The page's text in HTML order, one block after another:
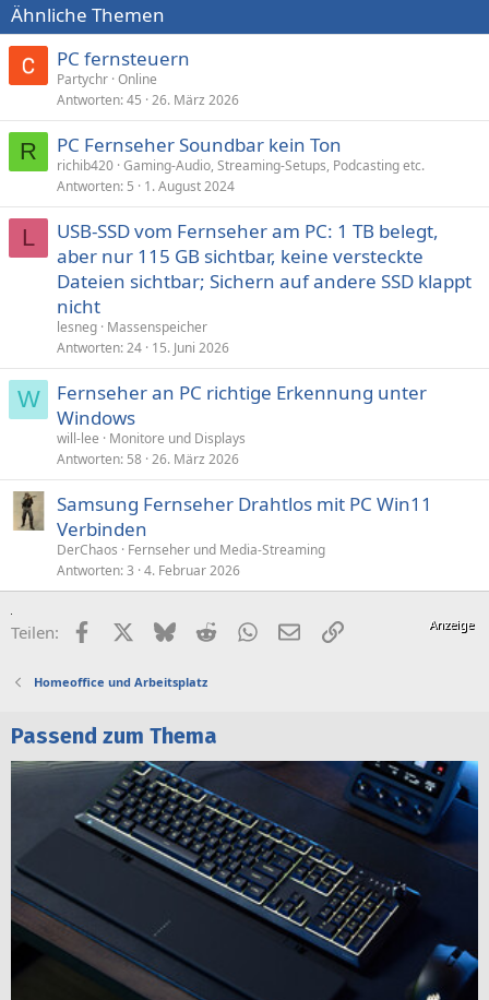
Ähnliche Themen
PC fernsteuern
Partychr Online
Antworten 45 26. März 2026
R PC Fernseher Soundbar kein Ton
richib420 Gaming-Audio, Streaming-Setups, Podcasting etc.
Antworten 5 1. August 2024
L
USB-SSD vom Fernseher am PC: 1 TB belegt,
aber nur 115 GB sichtbar, keine versteckte
Dateien sichtbar; Sichern auf andere SSD klappt
nicht
lesneg Massenspeicher
Antworten 24 15. Juni 2026
W
Fernseher an PC richtige Erkennung unter
Windows
will-lee
Monitore und Displays
Antworten 58 26. März 2026
Samsung Fernseher Drahtlos mit PC Win11
Verbinden
DerChaos
Fernseher und Media-Streaming
Antworten 3 4. Februar 2026
Teilen: FacebookX (Twitter)
BlueskyRedditWhatsApp
E-MailLink
Homeoffice und Arbeitsplatz
Passend zum Thema